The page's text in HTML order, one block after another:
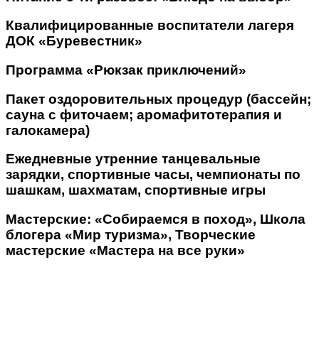
Квалифицированные воспитатели лагеря
ДОК «Буревестник»
Программа «Рюкзак приключений»
Пакет оздоровительных процедур (бассейн;
сауна с фиточаем; аромафитотерапия и
галокамера)
Ежедневные утренние танцевальные
зарядки, спортивные часы, чемпионаты по
шашкам, шахматам, спортивные игры
Мастерские: «Собираемся в поход», Школа
блогера «Мир туризма», Творческие
мастерские «Мастера на все руки»